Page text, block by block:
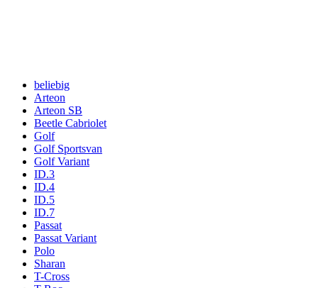
beliebig
Arteon
Arteon SB
Beetle Cabriolet
Golf
Golf Sportsvan
Golf Variant
ID.3
ID.4
ID.5
ID.7
Passat
Passat Variant
Polo
Sharan
T-Cross